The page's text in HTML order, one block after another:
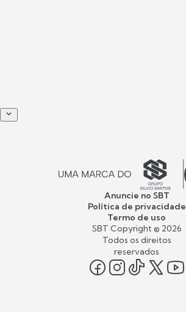
Anuncie no SBT
Política de privacidade
Termo de uso
SBT Copyright © 2026
Todos os direitos
reservados